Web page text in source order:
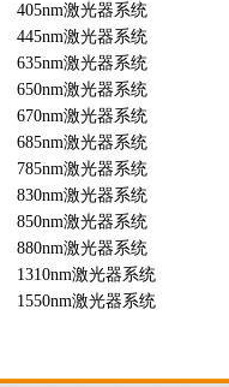
405nm激光器系统
445nm激光器系统
635nm激光器系统
650nm激光器系统
670nm激光器系统
685nm激光器系统
785nm激光器系统
830nm激光器系统
850nm激光器系统
880nm激光器系统
1310nm激光器系统
1550nm激光器系统